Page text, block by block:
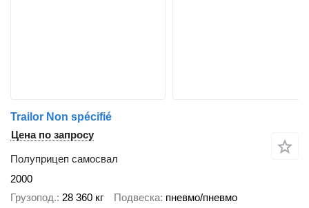
Trailor Non spécifié
Цена по запросу
Полуприцеп самосвал
2000
Грузопод. 28 360 кг Подвеска пневмо/пневмо